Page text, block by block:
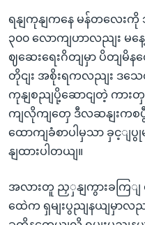
ရနျကုနျကနေ မန်တလေးကို
၃၀၀ လောကျဟာလညျး မ
ဈဆေးရေးဂိတျမှာ ပိတျမိ
တိုငျး အစိုးရကလညျး ဒသ
ကုနျစညျပို့ဆောငျတဲ့ ကားတှ
ကျလိုကျတှေ ဒီလဆနျးကစပွီး
ထောကျခံစာပါမှသာ ခှင့ျ
နျထားပါတယျ။
အလားတူ ညှှနျကွားခကြျ
ထေဲက ရှမျးပွညျနယျမှာလ